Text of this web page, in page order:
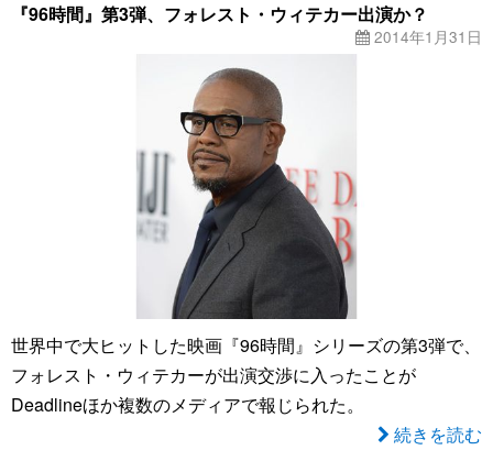
『96時間』第3弾、フォレスト・ウィテカー出演か？
2014年1月31日
世界中で大ヒットした映画『96時間』シリーズの第3弾で、
フォレスト・ウィテカーが出演交渉に入ったことが
Deadlineほか複数のメディアで報じられた。
続きを読む